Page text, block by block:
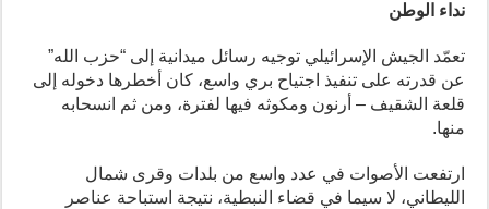
نداء الوطن
تعمّد الجيش الإسرائيلي توجيه رسائل ميدانية إلى “حزب الله”
عن قدرته على تنفيذ اجتياح بري واسع، كان أخطرها دخوله إلى
قلعة الشقيف – أرنون ومكوثه فيها لفترة، ومن ثم انسحابه
منها.
ارتفعت الأصوات في عدد واسع من بلدات وقرى شمال
الليطاني، لا سيما في قضاء النبطية، نتيجة استباحة عناصر